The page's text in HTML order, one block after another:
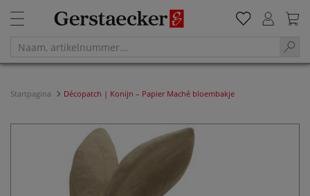
Startpagina Décopatch | Konijn – Papier Maché bloembakje